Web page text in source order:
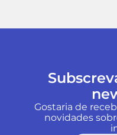
Gostaria de
novidades